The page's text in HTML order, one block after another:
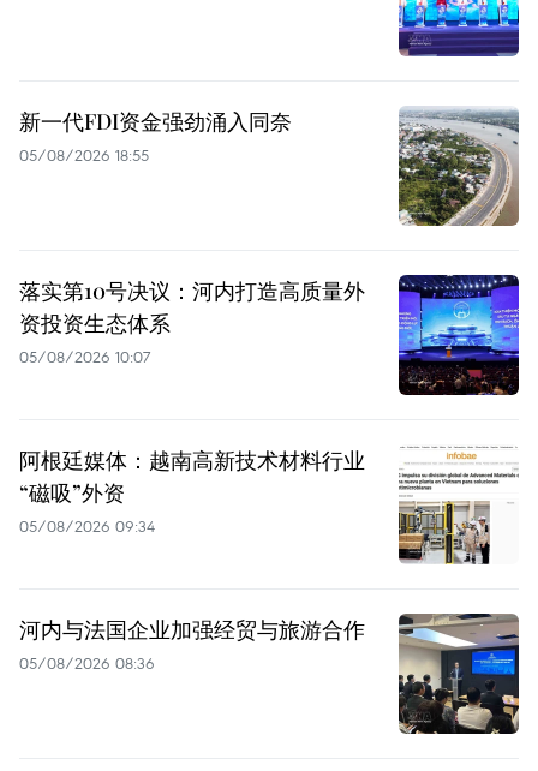
新一代FDI资金强劲涌入同奈
05/08/2026 18:55
落实第10号决议：河内打造高质量外
资投资生态体系
05/08/2026 10:07
阿根廷媒体：越南高新技术材料行业
“磁吸”外资
05/08/2026 09:34
河内与法国企业加强经贸与旅游合作
05/08/2026 08:36